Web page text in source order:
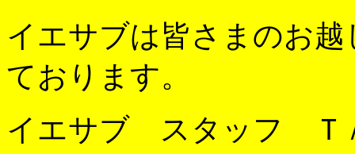
イエサブは皆さまのお
ております。
イエサブ スタッフ Ｔ